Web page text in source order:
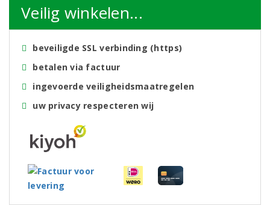
Veilig winkelen...
beveiligde SSL verbinding (https)
betalen via factuur
ingevoerde veiligheidsmaatregelen
uw privacy respecteren wij